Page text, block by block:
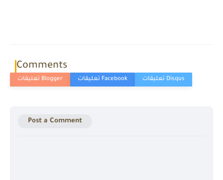
Comments
Post a Comment